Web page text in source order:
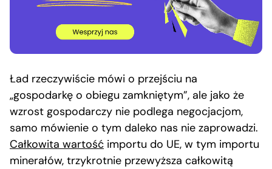
Ład rzeczywiście mówi o przejściu na
„gospodarkę o obiegu zamkniętym”, ale jako że
wzrost gospodarczy nie podlega negocjacjom,
samo mówienie o tym daleko nas nie zaprowadzi.
Całkowita wartość importu do UE, w tym importu
minerałów, trzykrotnie przewyższa całkowitą